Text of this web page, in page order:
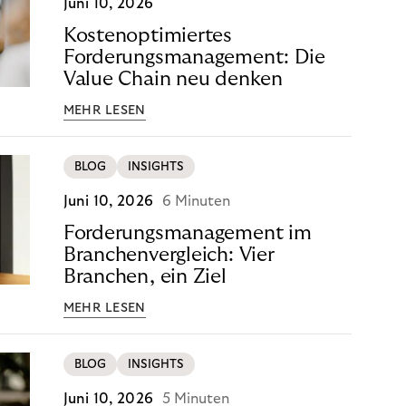
Juni 10, 2026
Kostenoptimiertes
Forderungsmanagement: Die
Value Chain neu denken
MEHR LESEN
BLOG INSIGHTS
Juni 10, 2026 6 Minuten
Forderungsmanagement im
Branchenvergleich: Vier
Branchen, ein Ziel
MEHR LESEN
BLOG INSIGHTS
Juni 10, 2026 5 Minuten